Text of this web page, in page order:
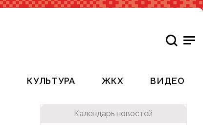
КУЛЬТУРА ЖКХ ВИДЕО
Календарь новостей